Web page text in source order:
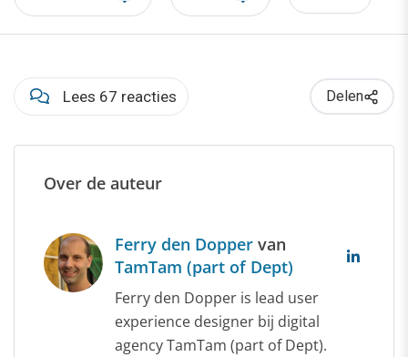
Lees 67 reacties Delen
Over de auteur
Ferry den Dopper van
TamTam (part of Dept)
Ferry den Dopper is lead user
experience designer bij digital
agency TamTam (part of Dept).